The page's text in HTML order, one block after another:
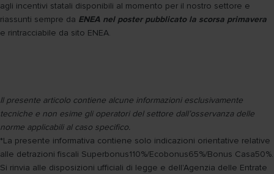
agli incentivi statali disponibili al momento per il nostro settore e
riassunti sempre da ENEA nel poster pubblicato la scorsa primavera
e rintracciabile da sito ENEA.
Il presente articolo contiene alcune informazioni esclusivamente
tecniche e non esime gli operatori del settore dall’osservanza delle
norme applicabili al caso specifico.
*La presente informativa contiene solo indicazioni orientative relative
alle detrazioni fiscali Superbonus110%/Ecobonus65%/Bonus Casa50%.
Si rinvia alle disposizioni ufficiali di legge e dell'Agenzia delle Entrate